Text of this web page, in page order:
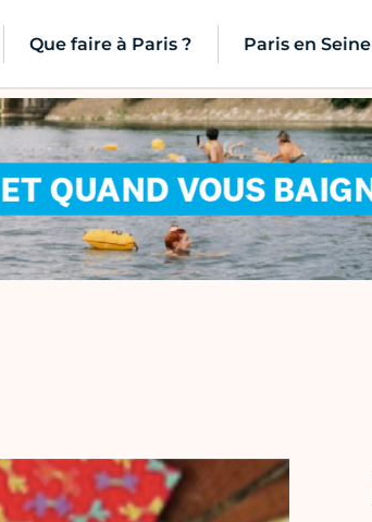
Que faire à Paris ? Paris en Seine